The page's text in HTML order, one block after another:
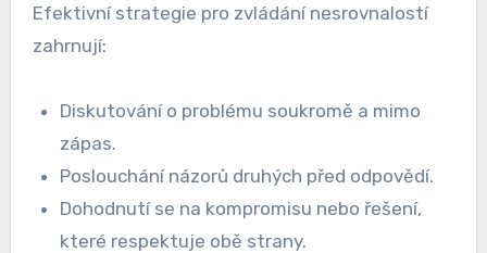
Efektivní strategie pro zvládání nesrovnalostí
zahrnují:
Diskutování o problému soukromě a mimo
zápas.
Poslouchání názorů druhých před odpovědí.
Dohodnutí se na kompromisu nebo řešení,
které respektuje obě strany.